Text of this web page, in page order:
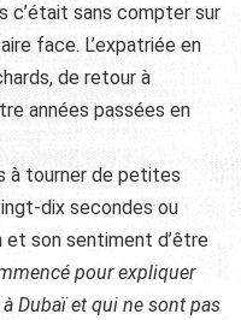
c’était sans compter sur
face. L’expatriée en
de retour à
années passées en
à tourner de petites
dix secondes ou
et son sentiment d’être
pour expliquer
Dubaï et qui ne sont pas